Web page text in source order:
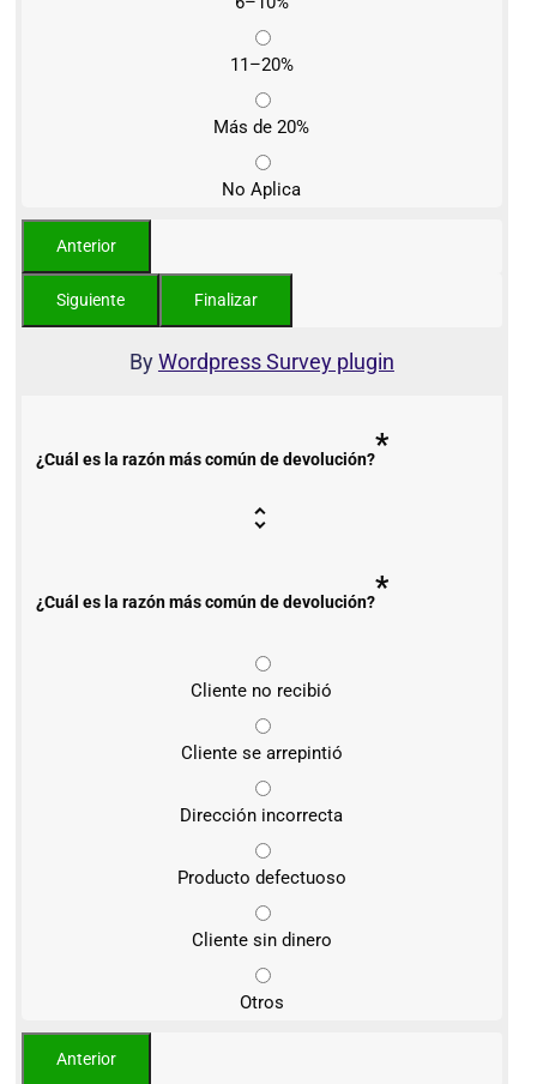
11–20%
Más de 20%
No Aplica
ByWordpress Survey plugin
¿Cuál es la razón más común de devolución?*
¿Cuál es la razón más común de devolución?*
Cliente no recibió
Cliente se arrepintió
Dirección incorrecta
Producto defectuoso
Cliente sin dinero
Otros